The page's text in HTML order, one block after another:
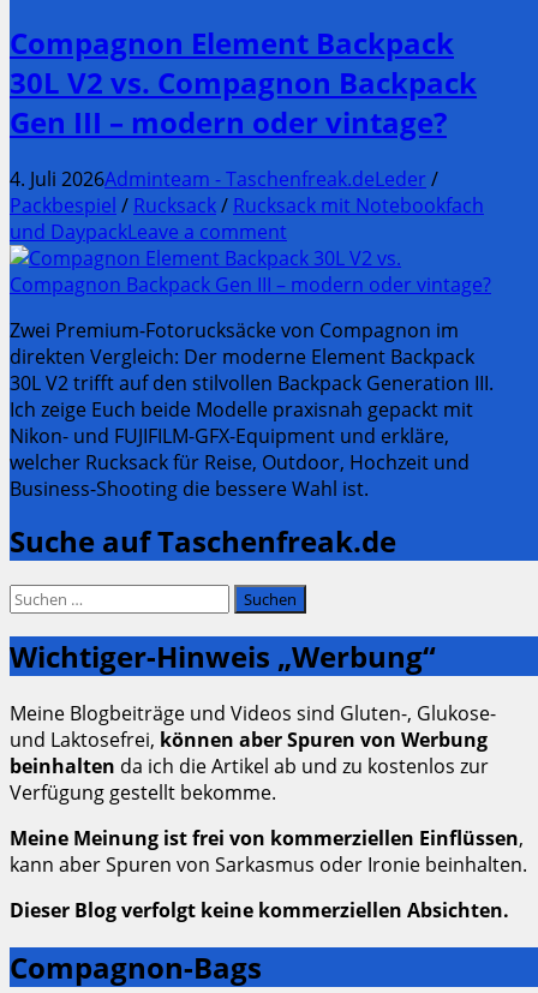
Compagnon Element Backpack
30L V2 vs. Compagnon Backpack
Gen III – modern oder vintage?
4. Juli 2026Adminteam - Taschenfreak.deLeder /
Packbespiel / Rucksack/ Rucksack mit Notebookfach
und DaypackLeave a comment
Zwei Premium-Fotorucksäcke von Compagnon im
direkten Vergleich: Der moderne Element Backpack
30L V2 trifft auf den stilvollen Backpack Generation III.
Ich zeige Euch beide Modelle praxisnah gepackt mit
Nikon- und FUJIFILM-GFX-Equipment und erkläre,
welcher Rucksack für Reise, Outdoor, Hochzeit und
Business-Shooting die bessere Wahl ist.
Suche auf Taschenfreak.de
Suchen
nach:
Wichtiger-Hinweis „Werbung“
Meine Blogbeiträge und Videos sind Gluten-, Glukose-
und Laktosefrei, können aber Spuren von Werbung
beinhalten da ich die Artikel ab und zu kostenlos zur
Verfügung gestellt bekomme.
Meine Meinung ist frei von kommerziellen Einflüssen,
kann aber Spuren von Sarkasmus oder Ironie beinhalten.
Dieser Blog verfolgt keine kommerziellen Absichten.
Compagnon-Bags